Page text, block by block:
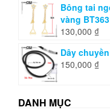
Bông tai
vàng BT363
130,000 ₫
Dây
150,000 ₫
DANH MỤC